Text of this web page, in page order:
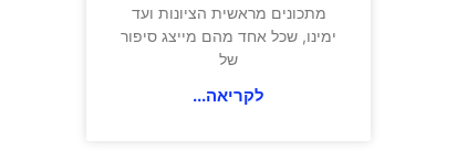
מתכונים מראשית הציונות ועד
ימינו, שכל אחד מהם מייצג סיפור
של
לקריאה...